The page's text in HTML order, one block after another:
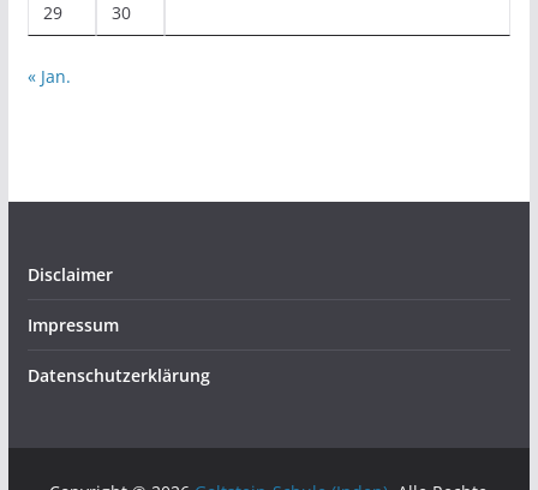
29 30
« Jan.
Disclaimer
Impressum
Datenschutzerklärung